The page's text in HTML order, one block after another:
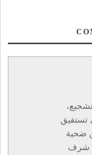
تستفيق
ضحية
شرف